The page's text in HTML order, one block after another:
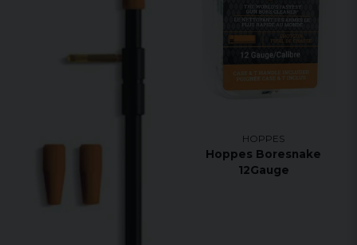
HOPPES
Hoppes Boresnake
12Gauge